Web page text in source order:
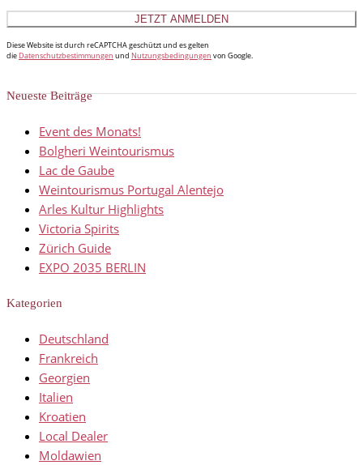
Diese Website ist durch reCAPTCHA geschützt und es gelten
die Datenschutzbestimmungen und Nutzungsbedingungen von Google.
Neueste Beiträge
Event des Monats!
Bolgheri Weintourismus
Lac de Gaube
Weintourismus Portugal Alentejo
Arles Kultur Highlights
Victoria Spirits
Zürich Guide
EXPO 2035 BERLIN
Kategorien
Deutschland
Frankreich
Georgien
Italien
Kroatien
Local Dealer
Moldawien